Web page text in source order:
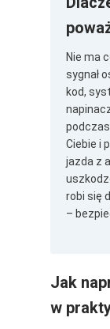
Nie ma
sygnał
kod,
Ciebie i
jazda z
robi się
–
Jak
w